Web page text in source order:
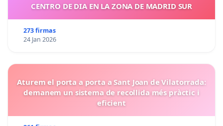
CENTRO DE DIA EN LA ZONA DE MADRID SUR
273 firmas
24 Jan 2026
Aturem el porta a porta a Sant Joan de Vilatorrada:
demanem un sistema de recollida més pràctic i
eficient